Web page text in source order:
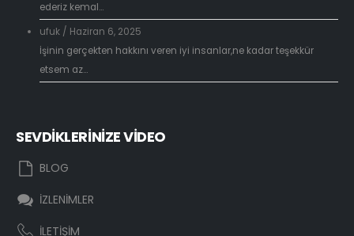
ederiz kemal...
ufuk/ Haziran 6, 2025
İşinin gerçekten hakkını veren iyi insanlar,ne kadar teşekkür
etsem az...
SEVDİKLERİNİZE VİDEO
BLOG
İZLENİMLER
İLETİŞİM